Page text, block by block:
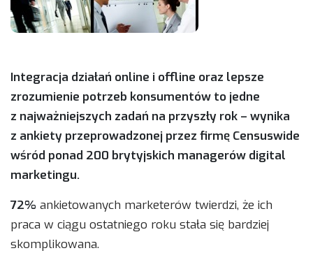
Integracja działań online i offline oraz lepsze
zrozumienie potrzeb konsumentów to jedne
z najważniejszych zadań na przyszły rok – wynika
z ankiety przeprowadzonej przez firmę Censuswide
wśród ponad 200 brytyjskich managerów digital
marketingu.
72% ankietowanych marketerów twierdzi, że ich
praca w ciągu ostatniego roku stała się bardziej
skomplikowana.